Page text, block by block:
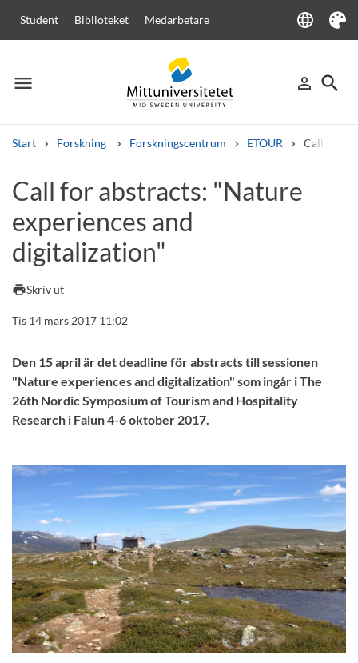
Student Biblioteket Medarbetare language
Language
Tema
menu
Meny person_outline
Logga in
search
Sök
Start Forskning Forskningscentrum ETOUR Call for
Andra söktjänster
Kurser och program Kursplaner
Lediga jobb
Call for abstracts: "Nature
experiences and
digitalization"
printSkriv ut
Tis 14 mars 2017 11:02
Den 15 april är det deadline för abstracts till sessionen
"Nature experiences and digitalization" som ingår i The
26th Nordic Symposium of Tourism and Hospitality
Research i Falun 4-6 oktober 2017.